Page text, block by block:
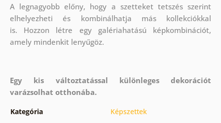
A legnagyobb előny, hogy a szetteket tetszés szerint
elhelyezheti és kombinálhatja más kollekciókkal
is. Hozzon létre egy galériahatású képkombinációt,
amely mindenkit lenyűgöz.
Egy kis változtatással különleges dekorációt
varázsolhat otthonába.
Kategória
Képszettek